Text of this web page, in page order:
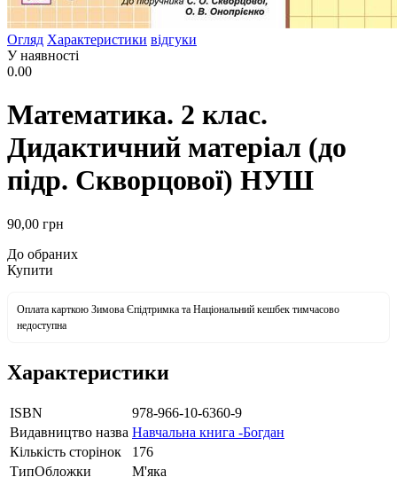
Огляд Характеристики відгуки
У наявності
0.00
Математика. 2 клас.
Дидактичний матеріал (до
підр. Скворцової) НУШ
90,00 грн
До обраних
Купити
Оплата карткою Зимова Єпідтримка та Національний кешбек тимчасово
недоступна
Характеристики
ISBN
978-966-10-6360-9
Видавництво назва Навчальна книга -Богдан
Кількість сторінок
176
ТипОбложки
М'яка